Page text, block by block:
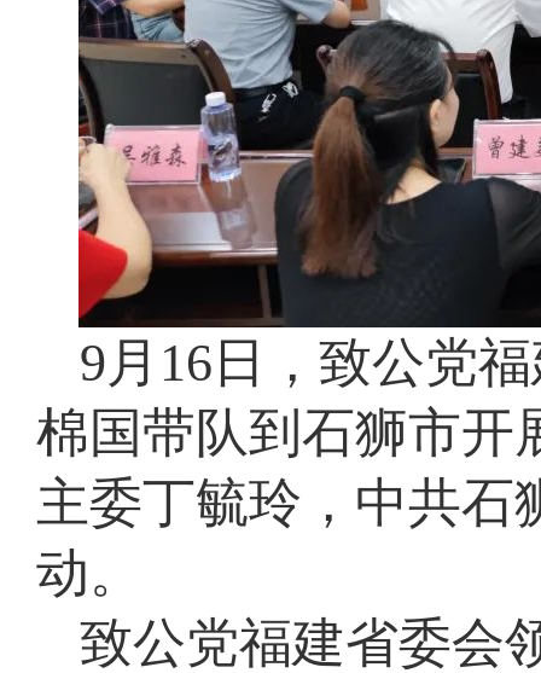
9月16日，致公党
棉国带队到石狮市开
主委丁毓玲，中共石
动。
致公党福建省委会